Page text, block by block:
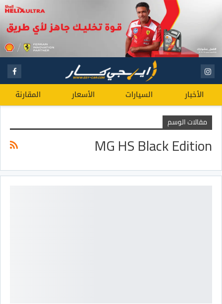
الأخبار السيارات الأسعار المقارنة
مقالات الوسم
MG HS Black Edition